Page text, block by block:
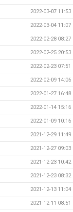
2022-03-07 11:53
2022-03-04 11:07
2022-02-28 08:27
2022-02-25 20:53
2022-02-23 07:51
2022-02-09 14:06
2022-01-27 16:48
2022-01-14 15:16
2022-01-09 10:16
2021-12-29 11:49
2021-12-27 09:03
2021-12-23 10:42
2021-12-23 08:32
2021-12-13 11:04
2021-12-11 08:51